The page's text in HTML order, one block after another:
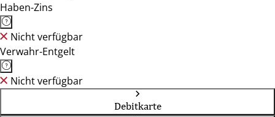
Haben-Zins
Nicht verfügbar
Verwahr-Entgelt
Nicht verfügbar
Debitkarte